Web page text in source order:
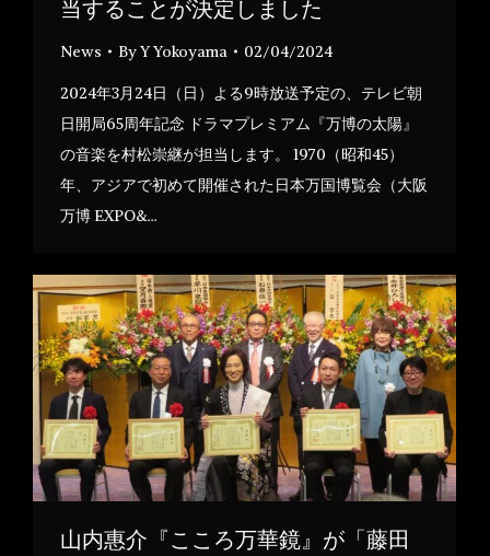
当することが決定しました
News ByY Yokoyama 02/04/2024
2024年3月24日（日）よる9時放送予定の、テレビ朝
日開局65周年記念 ドラマプレミアム『万博の太陽』
の音楽を村松崇継が担当します。 1970（昭和45）
年、アジアで初めて開催された日本万国博覧会（大阪
万博 EXPO&…
山内惠介『こころ万華鏡』が「藤田